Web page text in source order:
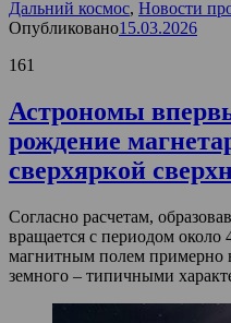
Дальний космос, Новости
Опубликовано15.03.2026
161
Астрономы
рождение
сверхяркой
Согласно расчетам,
вращается с периодом
магнитным полем примерно
земного – типичными